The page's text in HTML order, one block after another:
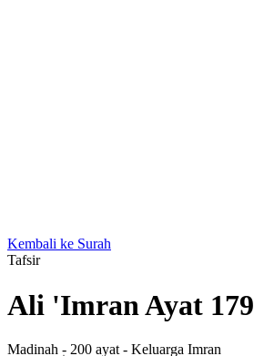
Kembali ke Surah
Tafsir
Ali 'ImranAyat 179
Madinah - 200 ayat - Keluarga Imran